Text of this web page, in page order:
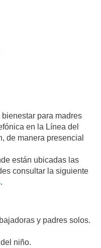
para madres
en la Línea del
de manera presencial
están ubicadas las
consultar la siguiente
.
y padres solos.
niño.